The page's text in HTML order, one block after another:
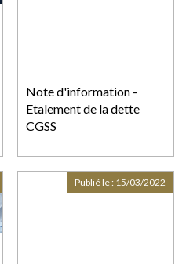
Note d'information -
Etalement de la dette
CGSS
Publié le : 15/03/2022